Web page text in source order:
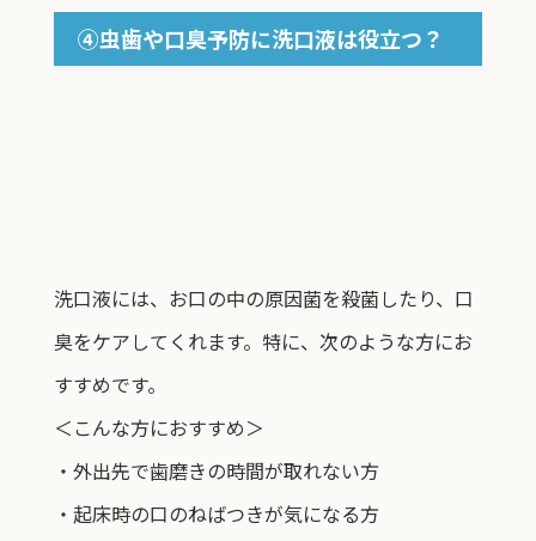
④虫歯や口臭予防に洗口液は役立つ？
洗口液には、お口の中の原因菌を殺菌したり、口
臭をケアしてくれます。特に、次のような方にお
すすめです。
＜こんな方におすすめ＞
・外出先で歯磨きの時間が取れない方
・起床時の口のねばつきが気になる方